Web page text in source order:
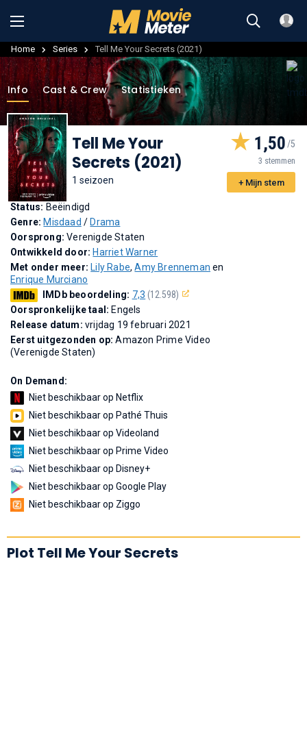
Home Series Tell Me Your Secrets (2021)
Info Cast & Crew Statistieken
Tell Me Your
Secrets (2021)
1 seizoen
1,50
3 stemmen
+ Mijn stem
Status: Beëindigd
Genre: Misdaad / Drama
Oorsprong:Verenigde Staten
Ontwikkeld door: Harriet Warner
Met onder meer: Lily Rabe,Amy Brenneman en
Enrique Murciano
IMDb beoordeling: 7,3 (12.598)
Oorspronkelijke taal: Engels
Release datum: vrijdag 19 februari 2021
Eerst uitgezonden op:Amazon Prime Video
(Verenigde Staten)
On Demand:
Niet beschikbaar op Netflix
Niet beschikbaar op Pathé Thuis
Niet beschikbaar op Videoland
Niet beschikbaar op Prime Video
Niet beschikbaar op Disney+
Niet beschikbaar op Google Play
Niet beschikbaar op Ziggo
Plot Tell Me Your Secrets